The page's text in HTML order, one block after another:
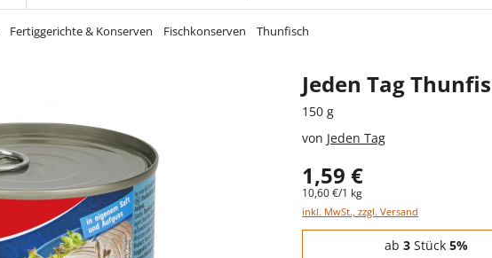
Fertiggerichte & Konserven Fischkonserven Thunfisch
Jeden Tag
150 g
von Jeden Tag
1,59 €
10,60 €/1 kg
inkl. MwSt., zzgl. Versand
Staffelpreise - Mengenrabatt
ab 3 Stück 5%